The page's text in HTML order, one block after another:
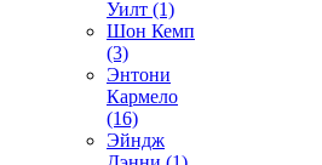
Уилт (1)
Шон Кемп
(3)
Энтони
Кармело
(16)
Эйндж